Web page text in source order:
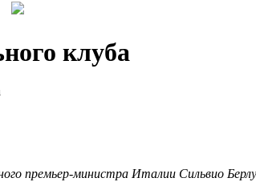
клуба
премьер-министра Италии Сильвио